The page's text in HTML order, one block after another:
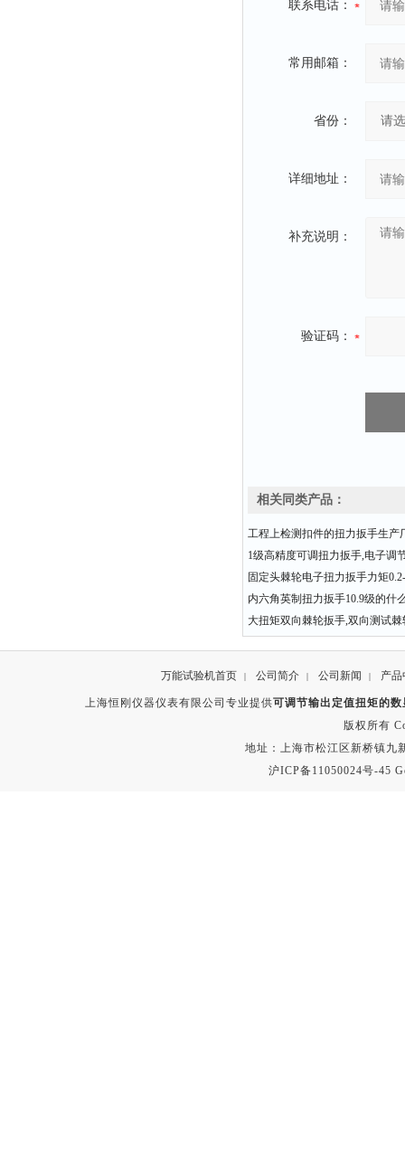
联系电话：
常用邮箱：
省份：
详细地址：
补充说明：
验证码：
相关同类产品：
工程上检测扣件的扭力扳手生产
1级高精度可调扭力扳手,电子调
固定头棘轮电子扭力扳手力矩
内六角英制扭力扳手10.9级的什
大扭矩双向棘轮扳手,双向测试
万能试验机首页 | 公司简介 | 公司新闻 | 产品
上海恒刚仪器仪表有限公司专业提供可调节输出定值扭矩的
版权所有
地址：上海市松江区新桥镇九
沪ICP备11050024号-45